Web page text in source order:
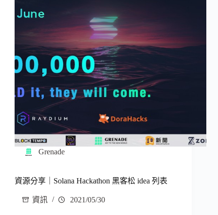
Grenade
資源分享｜Solana Hackathon 黑客松 idea 列表
資訊 2021/05/30